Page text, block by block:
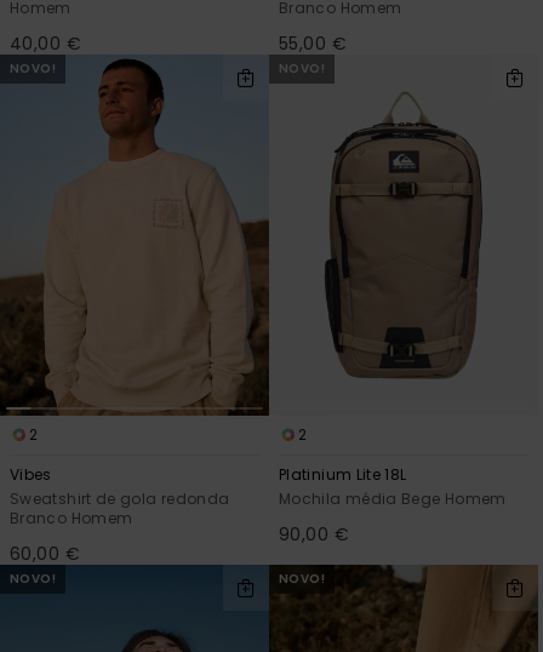
Homem
40,00 €
Branco Homem
55,00 €
NOVO!
2
Vibes
Sweatshirt de gola redonda
Branco Homem
60,00 €
NOVO!
2
Platinium Lite 18L
Mochila média Bege Homem
90,00 €
NOVO! NOVO!